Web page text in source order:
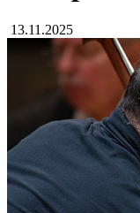
13.11.2025